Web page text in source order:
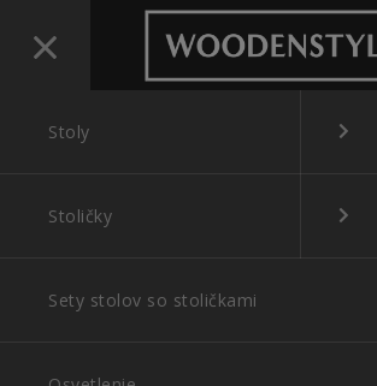
Stoly
Stoličky
Sety stolov so stoličkami